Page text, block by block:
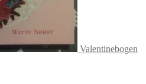
Valentinebogen